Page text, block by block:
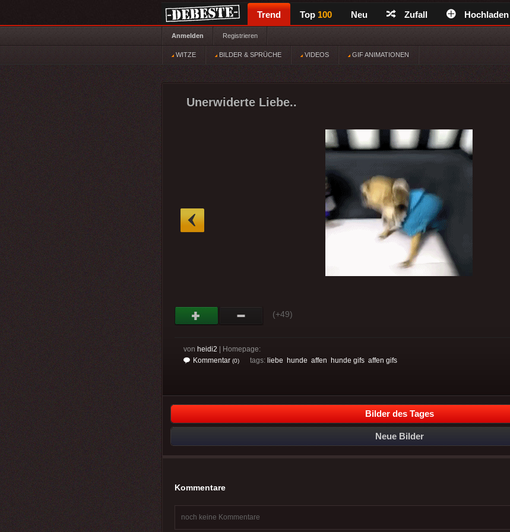
Trend Top 100 Neu Zufall Hochladen
Anmelden Registrieren
WITZE BILDER & SPRÜCHE VIDEOS GIF ANIMATIONEN
Unerwiderte Liebe..
(+49)
von heidi2 | Homepage:
Kommentar (0) tags: liebe hunde affen hunde gifs affen gifs
Bilder des Tages
Neue Bilder
Kommentare
noch keine Kommentare